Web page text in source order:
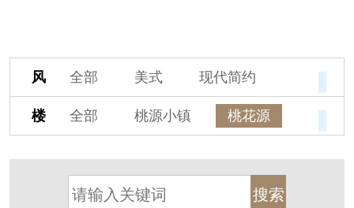
风
格
全部 美式
现代简约
欧式
中式
新古典
新中式
新亚洲
混搭
轻奢
法式 北欧
简美
港式
其他装饰风格
楼
盘
全部 桃源小镇
桃花源
保亿·湖风雅园
杭房·首望澜翠府
西湖院子
东原德信九章赋